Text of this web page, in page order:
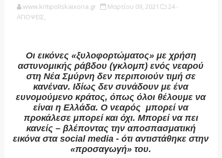
www.kritipoliskaixoria.gr Μαρτίου 09, 2021
24 -
ΑΠΟΨΕΙΣ,
Οι εικόνες «ξυλοφορτώματος» με χρήση
αστυνομικής ράβδου (γκλομπ) ενός νεαρού
στη Νέα Σμύρνη δεν περιποιούν τιμή σε
κανέναν. Ιδίως δεν συνάδουν με ένα
ευνομούμενο κράτος, όπως όλοι θέλουμε να
είναι η Ελλάδα. Ο νεαρός μπορεί να
προκάλεσε μπορεί και όχι. Μπορεί να πει
κανείς – βλέποντας την αποσπασματική
εικόνα σταsocial media - ότι αντιστάθηκε στην
«προσαγωγή» του.